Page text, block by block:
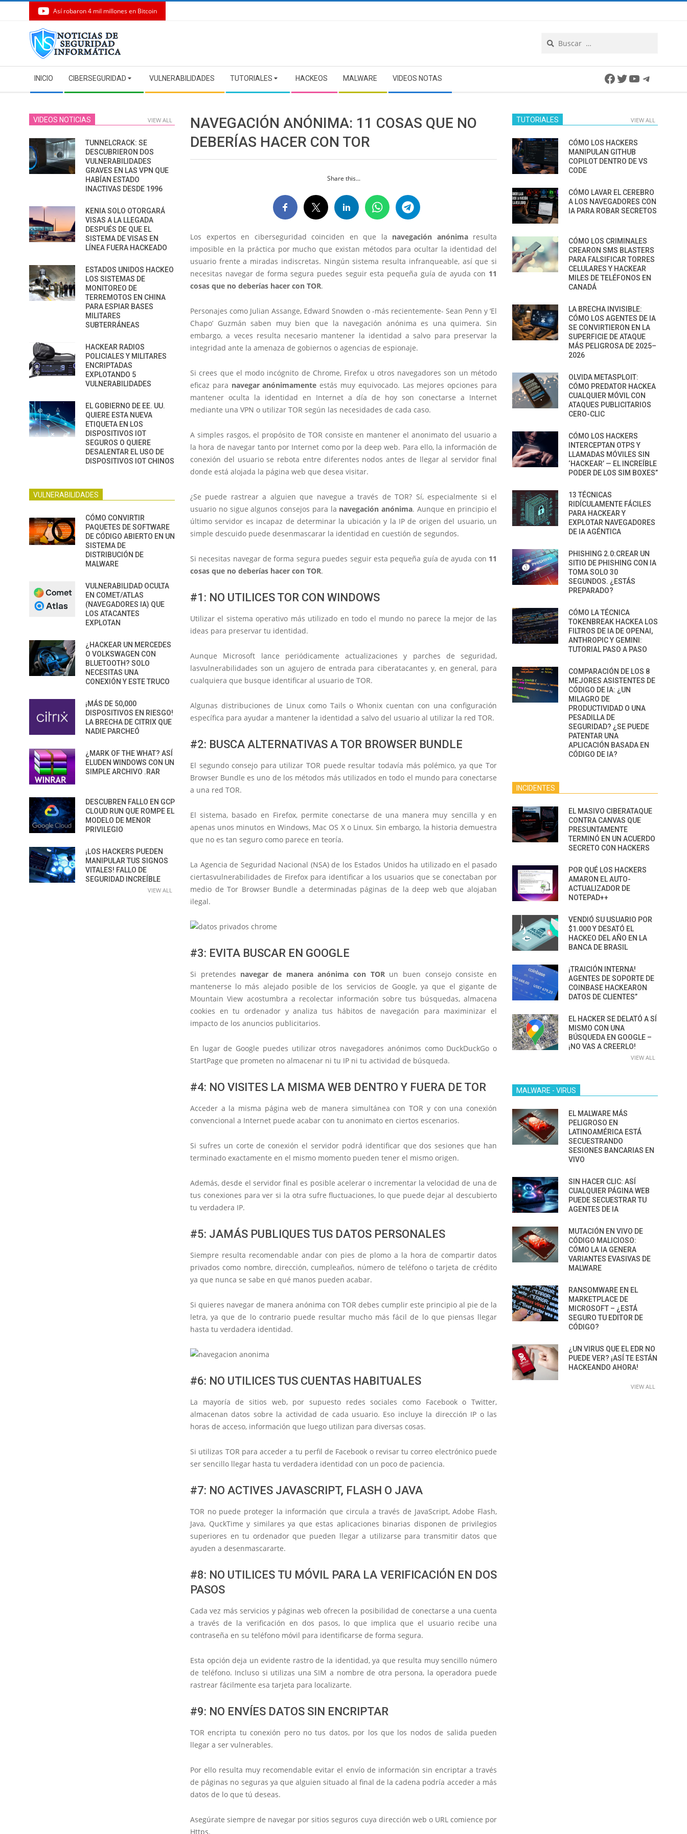
Así robaron 4 mil millones en Bitcoin
Navigation
Menu
INICIO CIBERSEGURIDAD VULNERABILIDADES TUTORIALES HACKEOS MALWARE VIDEOS NOTAS Facebook
Twitter
YouTube
NAVEGACIÓN ANÓNIMA: 11 COSAS QUE NO
DEBERÍAS HACER CON TOR
Share this...
Los expertos en ciberseguridad coinciden en que la navegación anónima resulta
imposible en la práctica por mucho que existan métodos para ocultar la identidad del
usuario frente a miradas indiscretas. Ningún sistema resulta infranqueable, así que si
necesitas navegar de forma segura puedes seguir esta pequeña guía de ayuda con 11
cosas que no deberías hacer con TOR.
Personajes como Julian Assange, Edward Snowden o -más recientemente- Sean Penn y ‘El
Chapo’ Guzmán saben muy bien que la navegación anónima es una quimera. Sin
embargo, a veces resulta necesario mantener la identidad a salvo para preservar la
integridad ante la amenaza de gobiernos o agencias de espionaje.
Si crees que el modo incógnito de Chrome, Firefox u otros navegadores son un método
eficaz para navegar anónimamente estás muy equivocado. Las mejores opciones para
mantener oculta la identidad en Internet a día de hoy son conectarse a Internet
mediante una VPN o utilizar TOR según las necesidades de cada caso.
A simples rasgos, el propósito de TOR consiste en mantener el anonimato del usuario a
la hora de navegar tanto por Internet como por la deep web. Para ello, la información de
conexión del usuario se rebota entre diferentes nodosantes de llegar al servidor final
donde está alojada la página web que desea visitar.
¿Se puede rastrear a alguien que navegue a través de TOR? Sí, especialmente si el
usuario no sigue algunos consejos para la navegación anónima. Aunque en principio el
último servidor es incapaz de determinar la ubicación y la IP de origen del usuario, un
simple descuido puede desenmascarar la identidad en cuestión de segundos.
Si necesitas navegar de forma segura puedes seguir esta pequeña guía de ayuda con 11
cosas que no deberías hacer con TOR.
#1: NO UTILICES TOR CON WINDOWS
Utilizar el sistema operativo más utilizado en todo el mundo no parece la mejor de las
ideas para preservar tu identidad.
Aunque Microsoft lance periódicamente actualizaciones y parches de seguridad,
lasvulnerabilidades son un agujero de entrada para ciberatacantes y, en general, para
cualquiera que busque identificar al usuario de TOR.
Algunas distribuciones de Linux como Tails o Whonix cuentan con una configuración
específica para ayudar a mantener la identidad a salvo del usuario al utilizar la red TOR.
#2: BUSCA ALTERNATIVAS A TOR BROWSER BUNDLE
El segundo consejo para utilizar TOR puede resultar todavía más polémico, ya que Tor
Browser Bundle es uno de los métodos más utilizados en todo el mundo para conectarse
a una red TOR.
El sistema, basado en Firefox, permite conectarse de una manera muy sencilla y en
apenas unos minutos en Windows, Mac OS X o Linux. Sin embargo, la historia demuestra
que no es tan seguro como parece en teoría.
La Agencia de Seguridad Nacional (NSA) de los Estados Unidos ha utilizado en el pasado
ciertasvulnerabilidades de Firefoxpara identificar a los usuarios que se conectaban por
medio de Tor Browser Bundle a determinadas páginas de la deep web que alojaban
ilegal.
#3: EVITA BUSCAR EN GOOGLE
Si pretendes navegar de manera anónima con TORun buen consejo consiste en
mantenerse lo más alejado posible de los servicios de Google, ya que el gigante de
Mountain View acostumbra a recolectar información sobre tus búsquedas, almacena
cookies en tu ordenador y analiza tus hábitos de navegación para maximinizar el
impacto de los anuncios publicitarios.
En lugar de Google puedes utilizar otros navegadores anónimos como DuckDuckGo o
StartPage que prometen no almacenar ni tu IP ni tu actividad de búsqueda.
#4: NO VISITES LA MISMA WEB DENTRO Y FUERA DE TOR
Acceder a la misma página web de manera simultánea con TOR y con una conexión
convencional a Internet puede acabar con tu anonimato en ciertos escenarios.
Si sufres un corte de conexión el servidor podrá identificar que dossesiones que han
terminado exactamente en el mismo momento pueden tener el mismo origen.
Además, desde el servidor final es posible acelerar o incrementar la velocidad de una de
tus conexiones para ver si la otra sufre fluctuaciones, lo que puede dejar al descubierto
tu verdadera IP.
#5: JAMÁS PUBLIQUES TUS DATOS PERSONALES
Siempre resulta recomendable andar con pies de plomo a la hora de compartir datos
privados como nombre, dirección, cumpleaños, número de teléfonoo tarjeta de crédito
ya que nunca se sabe en qué manos pueden acabar.
Si quieres navegar de manera anónima con TOR debes cumplir este principio al pie de la
letra, ya que de lo contrario puede resultar mucho más fácil de lo que piensas llegar
hasta tu verdadera identidad.
#6: NO UTILICES TUS CUENTAS HABITUALES
La mayoría de sitios web, por supuesto redes sociales como Facebook o Twitter,
almacenan datos sobre la actividad de cada usuario. Eso incluye la dirección IP o las
horas de acceso, información que luego utilizan para diversas cosas.
Si utilizas TOR para acceder a tu perfil de Facebook o revisar tu correo electrónico puede
ser sencillo llegar hasta tu verdadera identidad con un poco de paciencia.
#7: NO ACTIVES JAVASCRIPT, FLASH O JAVA
TOR no puede proteger la información que circula a través de JavaScript, Adobe Flash,
Java, QuckTime y similares ya que estas aplicaciones binarias disponen de privilegios
superiores en tu ordenador que pueden llegar a utilizarse para transmitir datos que
ayuden a desenmascararte.
#8: NO UTILICES TU MÓVIL PARA LA VERIFICACIÓN EN DOS
PASOS
Cada vez más servicios y páginas web ofrecen la posibilidad de conectarse a una cuenta
a través de la verificación en dos pasos, lo que implica que el usuario recibe una
contraseña en su teléfono móvil para identificarse de forma segura.
Esta opción deja un evidente rastro de la identidad, ya que resulta muy sencillo número
de teléfono. Incluso si utilizas una SIM a nombre de otra persona, la operadora puede
rastrear fácilmente esa tarjeta para localizarte.
#9: NO ENVÍES DATOS SIN ENCRIPTAR
TOR encripta tu conexión pero no tus datos, por los que los nodos de salida pueden
llegar a ser vulnerables.
Por ello resulta muy recomendableevitar el envío de información sin encriptar a través
de páginas no seguras ya que alguien situado al final de la cadena podría acceder a más
datos de lo que tú deseas.
Asegúrate siempre de navegar por sitios seguros cuya dirección web oURL comience por
Https.
VIDEOS NOTICIAS VIEW ALL
TUNNELCRACK: SE
DESCUBRIERON DOS
VULNERABILIDADES
GRAVES EN LAS VPN QUE
HABÍAN ESTADO
INACTIVAS DESDE 1996
KENIA SOLO OTORGARÁ
VISAS A LA LLEGADA
DESPUÉS DE QUE EL
SISTEMA DE VISAS EN
LÍNEA FUERA HACKEADO
ESTADOS UNIDOS HACKEO
LOS SISTEMAS DE
MONITOREO DE
TERREMOTOS EN CHINA
PARA ESPIAR BASES
MILITARES
SUBTERRÁNEAS
HACKEAR RADIOS
POLICIALES Y MILITARES
ENCRIPTADAS
EXPLOTANDO 5
VULNERABILIDADES
EL GOBIERNO DE EE. UU.
QUIERE ESTA NUEVA
ETIQUETA EN LOS
DISPOSITIVOS IOT
SEGUROS O QUIERE
DESALENTAR EL USO DE
DISPOSITIVOS IOT CHINOS
VULNERABILIDADES
CÓMO CONVIRTIR
PAQUETES DE SOFTWARE
DE CÓDIGO ABIERTO EN UN
SISTEMA DE
DISTRIBUCIÓN DE
MALWARE
VULNERABILIDAD OCULTA
EN COMET/ATLAS
(NAVEGADORES IA) QUE
LOS ATACANTES
EXPLOTAN
¿HACKEAR UN MERCEDES
O VOLKSWAGEN CON
BLUETOOTH? SOLO
NECESITAS UNA
CONEXIÓN Y ESTE TRUCO
¡MÁS DE 50,000
DISPOSITIVOS EN RIESGO!
LA BRECHA DE CITRIX QUE
NADIE PARCHEÓ
¿MARK OF THE WHAT? ASÍ
ELUDEN WINDOWS CON UN
SIMPLE ARCHIVO .RAR
DESCUBREN FALLO EN GCP
CLOUD RUN QUE ROMPE EL
MODELO DE MENOR
PRIVILEGIO
¡LOS HACKERS PUEDEN
MANIPULAR TUS SIGNOS
VITALES! FALLO DE
SEGURIDAD INCREÍBLE
VIEW ALL
TUTORIALES VIEW ALL
CÓMO LOS HACKERS
MANIPULAN GITHUB
COPILOT DENTRO DE VS
CODE
CÓMO LAVAR EL CEREBRO
A LOS NAVEGADORES CON
IA PARA ROBAR SECRETOS
CÓMO LOS CRIMINALES
CREARON SMS BLASTERS
PARA FALSIFICAR TORRES
CELULARES Y HACKEAR
MILES DE TELÉFONOS EN
CANADÁ
LA BRECHA INVISIBLE:
CÓMO LOS AGENTES DE IA
SE CONVIRTIERON EN LA
SUPERFICIE DE ATAQUE
MÁS PELIGROSA DE 2025–
2026
OLVIDA METASPLOIT:
CÓMO PREDATOR HACKEA
CUALQUIER MÓVIL CON
ATAQUES PUBLICITARIOS
CERO-CLIC
CÓMO LOS HACKERS
INTERCEPTAN OTPS Y
LLAMADAS MÓVILES SIN
‘HACKEAR’ — EL INCREÍBLE
PODER DE LOS SIM BOXES”
13 TÉCNICAS
RIDÍCULAMENTE FÁCILES
PARA HACKEAR Y
EXPLOTAR NAVEGADORES
DE IA AGÉNTICA
PHISHING 2.0:CREAR UN
SITIO DE PHISHING CON IA
TOMA SOLO 30
SEGUNDOS. ¿ESTÁS
PREPARADO?
CÓMO LA TÉCNICA
TOKENBREAK HACKEA LOS
FILTROS DE IA DE OPENAI,
ANTHROPIC Y GEMINI:
TUTORIAL PASO A PASO
COMPARACIÓN DE LOS 8
MEJORES ASISTENTES DE
CÓDIGO DE IA: ¿UN
MILAGRO DE
PRODUCTIVIDAD O UNA
PESADILLA DE
SEGURIDAD? ¿SE PUEDE
PATENTAR UNA
APLICACIÓN BASADA EN
CÓDIGO DE IA?
INCIDENTES
EL MASIVO CIBERATAQUE
CONTRA CANVAS QUE
PRESUNTAMENTE
TERMINÓ EN UN ACUERDO
SECRETO CON HACKERS
POR QUÉ LOS HACKERS
AMARON EL AUTO-
ACTUALIZADOR DE
NOTEPAD++
VENDIÓ SU USUARIO POR
$1.000 Y DESATÓ EL
HACKEO DEL AÑO EN LA
BANCA DE BRASIL
¡TRAICIÓN INTERNA!
AGENTES DE SOPORTE DE
COINBASE HACKEARON
DATOS DE CLIENTES”
EL HACKER SE DELATÓ A SÍ
MISMO CON UNA
BÚSQUEDA EN GOOGLE –
¡NO VAS A CREERLO!
VIEW ALL
MALWARE - VIRUS
EL MALWARE MÁS
PELIGROSO EN
LATINOAMÉRICA ESTÁ
SECUESTRANDO
SESIONES BANCARIAS EN
VIVO
SIN HACER CLIC: ASÍ
CUALQUIER PÁGINA WEB
PUEDE SECUESTRAR TU
AGENTES DE IA
MUTACIÓN EN VIVO DE
CÓDIGO MALICIOSO:
CÓMO LA IA GENERA
VARIANTES EVASIVAS DE
MALWARE
RANSOMWARE EN EL
MARKETPLACE DE
MICROSOFT – ¿ESTÁ
SEGURO TU EDITOR DE
CÓDIGO?
¿UN VIRUS QUE EL EDR NO
PUEDE VER? ¡ASÍ TE ESTÁN
HACKEANDO AHORA!
VIEW ALL